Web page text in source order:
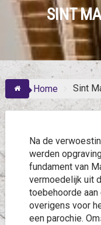
SINT
Home Sint
Na de
werden
fundament van
vermoedelijk uit
toebehoorde
overigens voor
een parochie.